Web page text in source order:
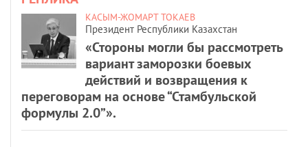
КАСЫМ-ЖОМАРТ ТОКАЕВ
Президент Республики Казахстан
«Стороны могли бы рассмотреть
вариант заморозки боевых
действий и возвращения к
переговорам на основе “Стамбульской
формулы 2.0”».